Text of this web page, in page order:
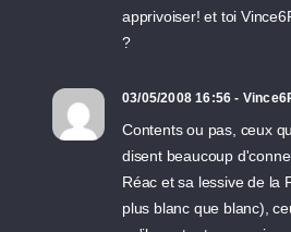
apprivoiser! et toi
?
03/05/2008 16:56 -
Contents ou pas, ceux
disent beaucoup
Réac et sa lessive de la
plus blanc que blanc),